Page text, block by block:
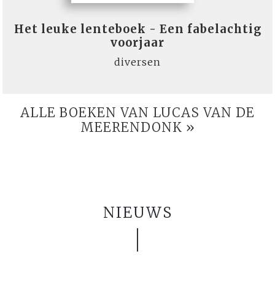
Het leuke lenteboek - Een fabelachtig
voorjaar
diversen
ALLE BOEKEN VAN LUCAS VAN DE
MEERENDONK »
NIEUWS